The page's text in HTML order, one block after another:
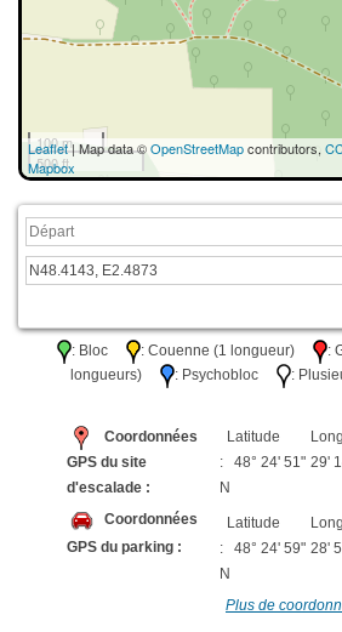
100 m
500 ft
Leaflet| Map data ©OpenStreetMapcontributors,
Mapbox
: Bloc : Couenne (1 longueur)
:
longueurs)
: Psychobloc :
Coordonnées
GPS du site
d'escalade :
Latitude
: 48° 24' 51"
N
29'
Coordonnées
GPS du parking :
Latitude
: 48° 24' 59"
N
28'
Plus de